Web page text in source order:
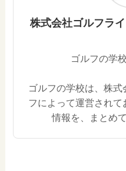
株式会社ゴルフラ
ゴルフの学
ゴルフの学校は、株
フによって運営され
情報を、まとめ